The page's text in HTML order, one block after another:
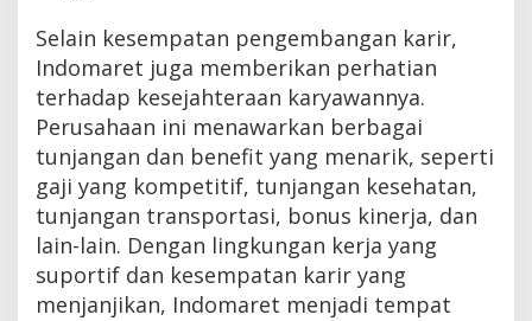
Selain kesempatan pengembangan karir,
Indomaret juga memberikan perhatian
terhadap kesejahteraan karyawannya.
Perusahaan ini menawarkan berbagai
tunjangan dan benefit yang menarik, seperti
gaji yang kompetitif, tunjangan kesehatan,
tunjangan transportasi, bonus kinerja, dan
lain-lain. Dengan lingkungan kerja yang
suportif dan kesempatan karir yang
menjanjikan, Indomaret menjadi tempat